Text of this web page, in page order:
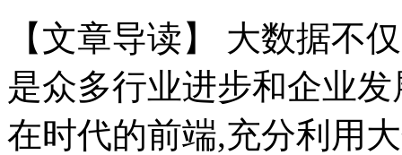
【文章导读】 大数据不
是众多行业进步和企业
在时代的前端,充分利用